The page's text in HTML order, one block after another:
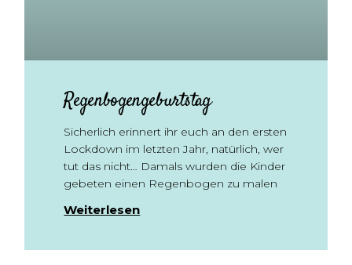
Regenbogengeburtstag
Sicherlich erinnert ihr euch an den ersten
Lockdown im letzten Jahr, natürlich, wer
tut das nicht… Damals wurden die Kinder
gebeten einen Regenbogen zu malen
Weiterlesen